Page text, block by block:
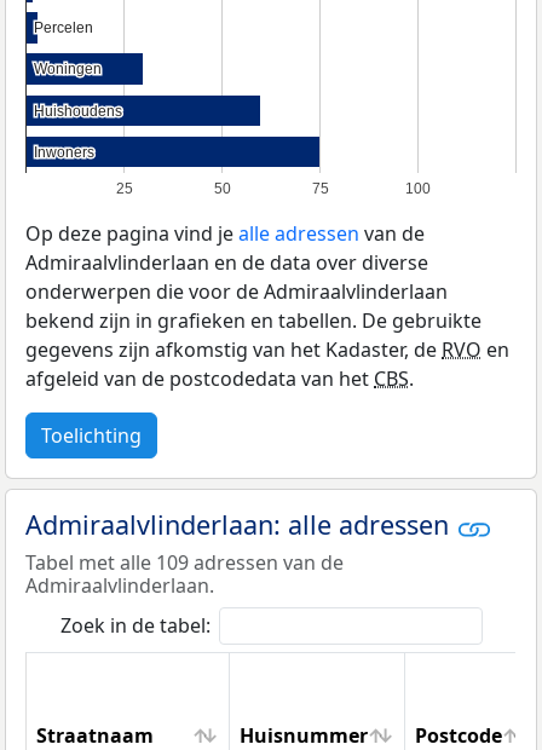
25 50 75 100
Percelen
Percelen
Woningen
Woningen
Huishoudens
Huishoudens
Inwoners
Inwoners
Op deze pagina vind jealle adressen van de
Admiraalvlinderlaan en de data over diverse
onderwerpen die voor de Admiraalvlinderlaan
bekend zijn in grafieken en tabellen. De gebruikte
gegevens zijn afkomstig van het Kadaster, deRVO en
afgeleid van de postcodedata van hetCBS.
Toelichting
Admiraalvlinderlaan: alle adressen
Tabel met alle 109 adressen van de
Admiraalvlinderlaan.
Zoek in de tabel:
Straatnaam Huisnummer
Postcode